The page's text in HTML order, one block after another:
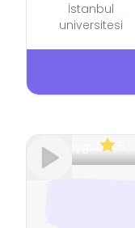
İstanbul
universitesi